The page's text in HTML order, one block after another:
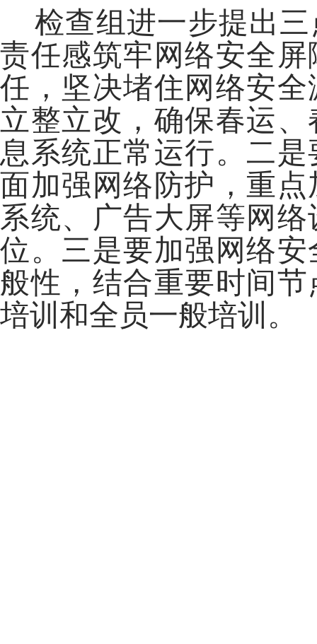
检查组进一步提出三
责任感筑牢网络安全
任，坚决堵住网络安
立整立改，确保春运
息系统正常运行。二
面加强网络防护，重
系统、广告大屏等网
位。三是要加强网络
般性，结合重要时间
培训和全员一般培训。